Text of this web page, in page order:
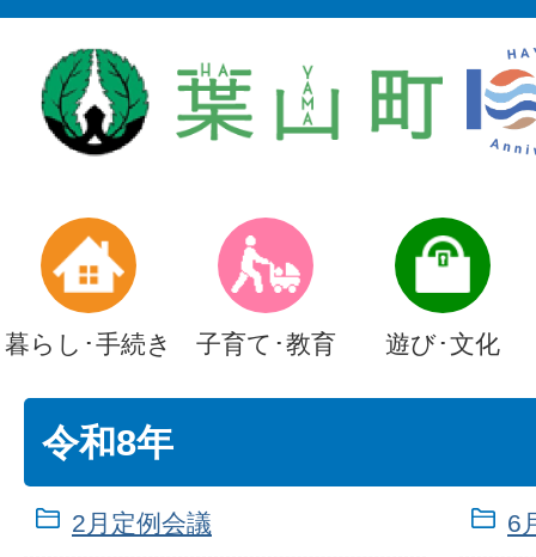
暮らし･手続き 子育て･教育 遊び･文化
令和8年
2月定例会議 6